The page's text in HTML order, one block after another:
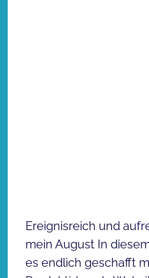
Ereignisreich und
mein August In
es endlich geschafft